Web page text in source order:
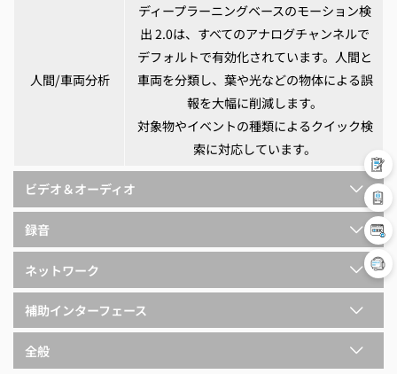
人間/車両分析
ディープラーニングベースのモーション検
出 2.0は、すべてのアナログチャンネルで
デフォルトで有効化されています。人間と
車両を分類し、葉や光などの物体による誤
報を大幅に削減します。
対象物やイベントの種類によるクイック検
索に対応しています。
ビデオ＆オーディオ
録音
ネットワーク
補助インターフェース
全般